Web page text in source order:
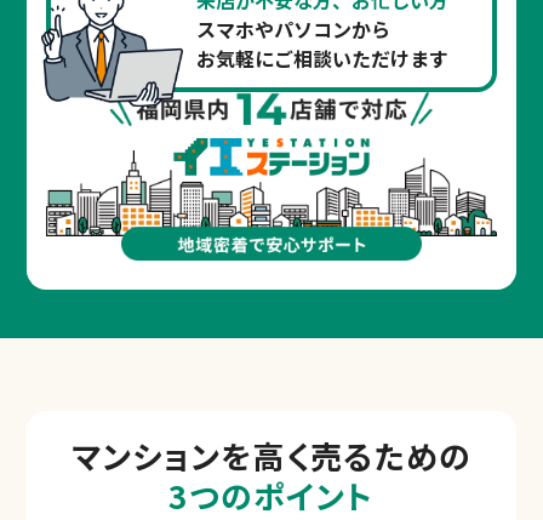
スマホやパソコンから
お気軽にご相談いただけます
マンションを高く売るための
3つのポイント